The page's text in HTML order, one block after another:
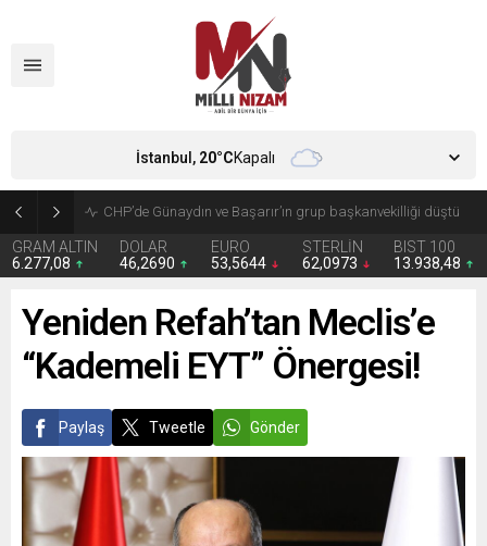
CHP’de Günaydın ve Başarır’ın grup başkanvekilliği düştü
GRAM ALTIN
6.277,08
DOLAR
46,2690
EURO
53,5644
STERLİN
62,0973
BIST 100
13.938,48
İstanbul, 20°CKapalı
Yeniden Refah’tan Meclis’e
“Kademeli EYT” Önergesi!
Paylaş Tweetle Gönder